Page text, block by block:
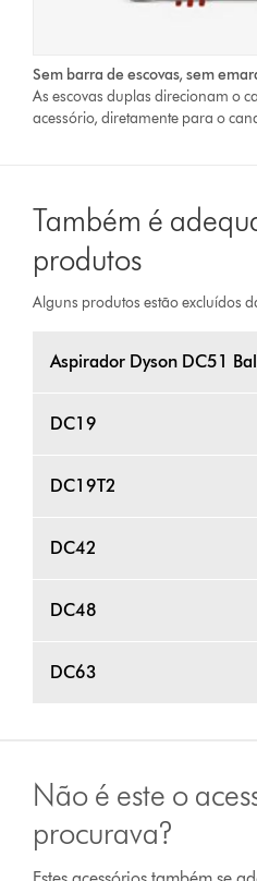
Sem barra de escovas, sem
As escovas duplas direcionam o
acessório, diretamente para o
Também é
produtos
Alguns produtos estão excluídos
Aspirador Dyson DC51
DC19
DC19T2
DC42
DC48
DC63
Não é este o
procurava?